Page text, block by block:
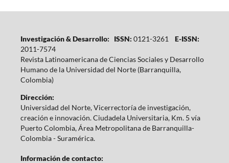
Investigación & Desarrollo: ISSN: 0121-3261
E-ISSN:
2011-7574
Revista Latinoamericana de Ciencias Sociales y Desarrollo
Humano de la Universidad del Norte (Barranquilla,
Colombia)
Dirección:
Universidad del Norte, Vicerrectoría de investigación,
creación e innovación. Ciudadela Universitaria, Km. 5 vía
Puerto Colombia, Área Metropolitana de Barranquilla-
Colombia - Suramérica.
Información de contacto: